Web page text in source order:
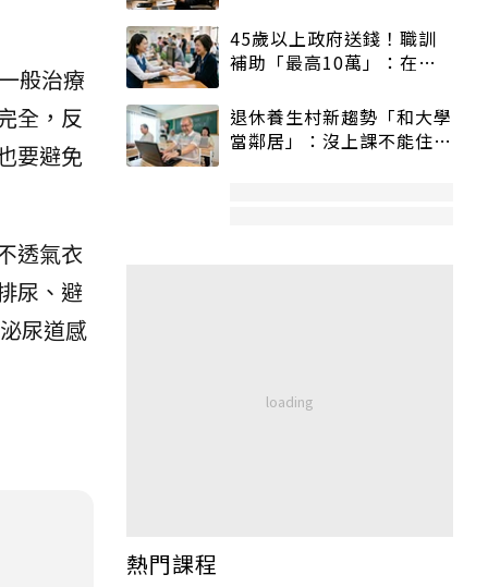
般治療
全，反
要避免
透氣衣
尿、避
尿道感
45歲以上政府送錢！職訓
補助「最高10萬」：在
退休養生村新趨勢「和大學
當鄰居」：沒上課不能住、
熱門課程